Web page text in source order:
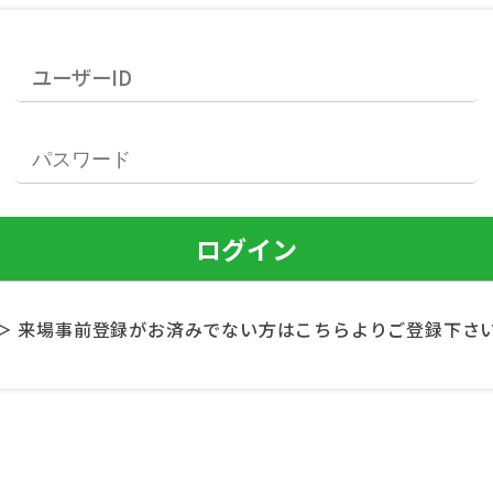
来場事前登録がお済みでない方はこちらよりご登録下さ